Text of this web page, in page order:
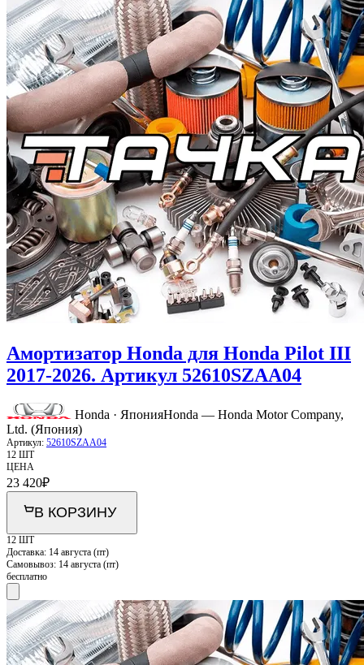
Амортизатор Honda для Honda Pilot III
2017-2026. Артикул 52610SZAA04
Honda · ЯпонияHonda — Honda Motor Company,
Ltd. (Япония)
Артикул: 52610SZAA04
12 ШТ
ЦЕНА
23 420₽
В КОРЗИНУ
12 ШТ
Доставка: 14 августа (пт)
Самовывоз: 14 августа (пт)
бесплатно